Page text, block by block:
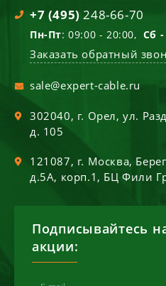
+7 (495) 248-66-70
Пн-Пт: 09:00 - 20:00, Сб -
Заказать обратный
sale@expert-cable.ru
302040, г. Орел,ул.
д. 105
121087, г. Москва,
д.5А, корп.1, БЦ Фили
Подписывайтесь
акции: